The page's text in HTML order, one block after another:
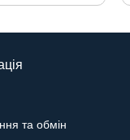
та обмін